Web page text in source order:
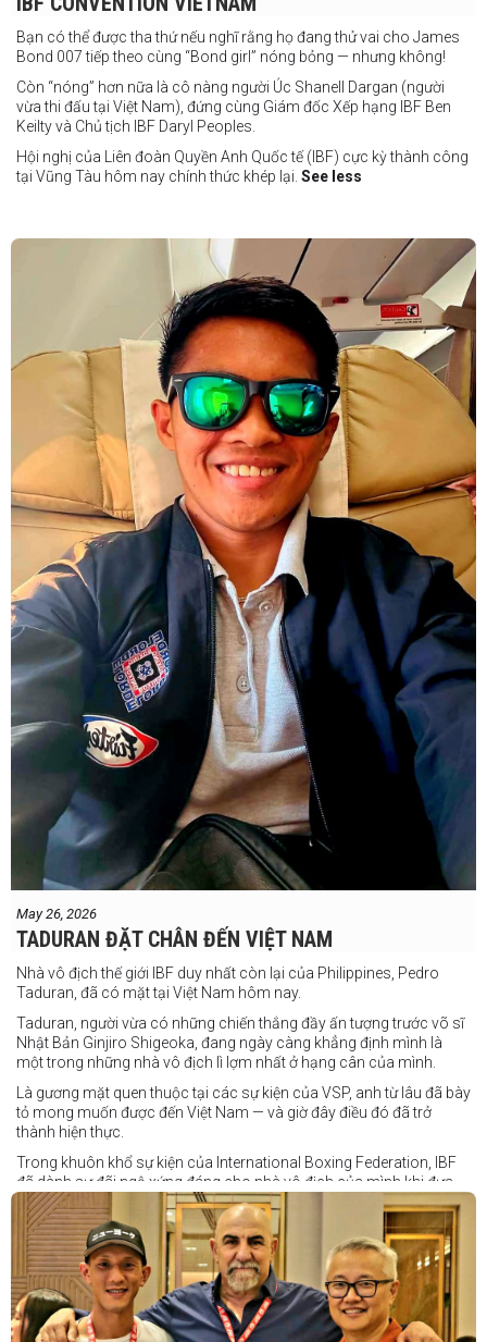
Bạn có thể được tha thứ nếu nghĩ rằng họ đang thử vai cho James
Bond 007 tiếp theo cùng “Bond girl” nóng bỏng — nhưng không!
Còn “nóng” hơn nữa là cô nàng người Úc Shanell Dargan (người
vừa thi đấu tại Việt Nam), đứng cùng Giám đốc Xếp hạng IBF Ben
Keilty và Chủ tịch IBF Daryl Peoples.
Hội nghị của Liên đoàn Quyền Anh Quốc tế (IBF) cực kỳ thành công
tại Vũng Tàu hôm nay chính thức khép lại. See less
May 26, 2026
TADURAN ĐẶT CHÂN ĐẾN VIỆT NAM
Nhà vô địch thế giới IBF duy nhất còn lại của Philippines, Pedro
Taduran, đã có mặt tại Việt Nam hôm nay.
Taduran, người vừa có những chiến thắng đầy ấn tượng trước võ sĩ
Nhật Bản Ginjiro Shigeoka, đang ngày càng khẳng định mình là
một trong những nhà vô địch lì lợm nhất ở hạng cân của mình.
Là gương mặt quen thuộc tại các sự kiện của VSP, anh từ lâu đã bày
tỏ mong muốn được đến Việt Nam — và giờ đây điều đó đã trở
thành hiện thực.
Trong khuôn khổ sự kiện của International Boxing Federation, IBF
đã dành sự đãi ngộ xứng đáng cho nhà vô địch của mình khi đưa
Taduran đến Việt Nam bằng vé hạng thương gia.
Một chuyến đi hoàn toàn xứng đáng cho một “chiến binh đường xa”
thực thụ